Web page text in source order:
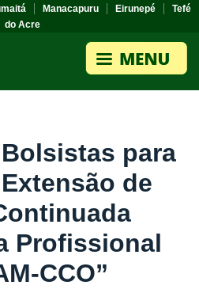
Manacapuru Eirunepé
Tefé
do Acre
para
de
Profissional
CCO”